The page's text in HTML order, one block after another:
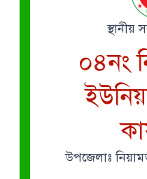
স্থানীয়
০৪নং
উপজেলাঃ